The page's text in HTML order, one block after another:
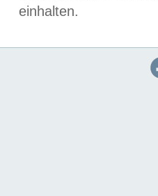
einhalten.